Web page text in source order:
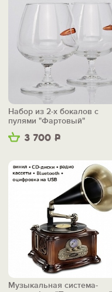
3 700 Р
Набор из 2-х бокалов с
пулями "Фартовый"
Музыкальная система-